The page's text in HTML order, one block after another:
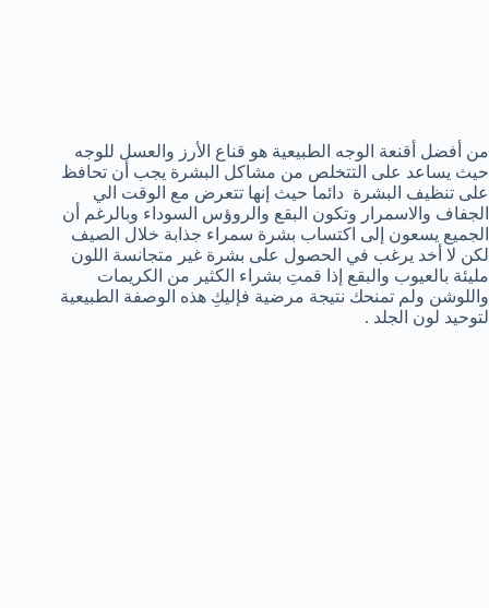
من أفضل أقنعة الوجه الطبيعية هو قناع الأرز والعسل للوجه
حيث يساعد على التتخلص من مشاكل البشرة يجب أن تحافظ
على تنظيف البشرة دائما حيث إنها تتعرض مع الوقت الي
الجفاف والاسمرار وتكون البقع والروؤس السوداء وبالرغم أن
الجميع يسعون إلى اكتساب بشرة سمراء جذابة خلال الصيف
لكن لا أخد يرغب في الحصول على بشرة غير متجانسة اللون
مليئة بالعيوب والبقع إذا قمتِ بشراء الكثير من الكريمات
واللوشن ولم تمنحك نتيجة مرضية فإليكِ هذه الوصفة الطبيعية
لتوحيد لون الجلد .